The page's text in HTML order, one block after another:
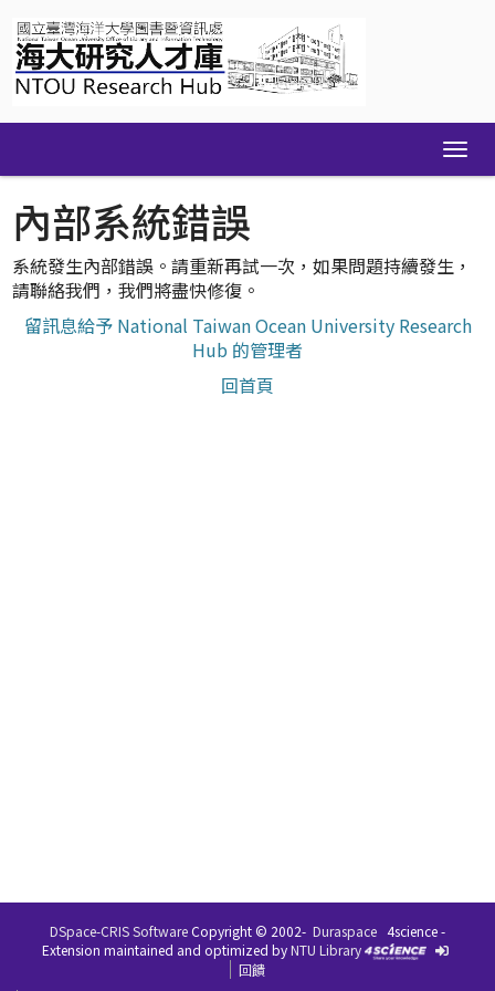
navigation
內部系統錯誤
系統發生內部錯誤。請重新再試一次，如果問題持續發生，
請聯絡我們，我們將盡快修復。
留訊息給予 National Taiwan Ocean University Research
Hub 的管理者
回首頁
DSpace-CRIS SoftwareCopyright © 2002- Duraspace 4science -
Extension maintained and optimized byNTU Library
回饋